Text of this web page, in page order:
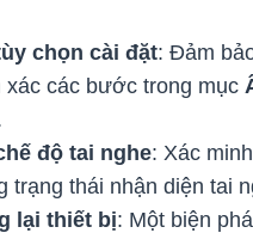
chọn cài đặt: Đảm
xác các bước trong mục
độ tai nghe: Xác
trạng thái nhận diện tai
lại thiết bị: Một biện